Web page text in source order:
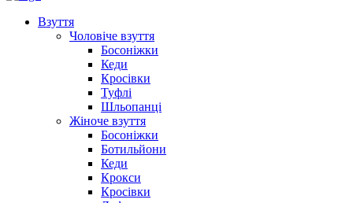
Взуття
Чоловіче взуття
Босоніжки
Кеди
Кросівки
Туфлі
Шльопанці
Жіноче взуття
Босоніжки
Ботильйони
Кеди
Крокси
Кросівки